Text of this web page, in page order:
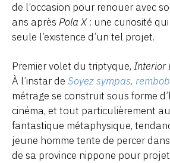
de l’occasion pour renouer avec
ans après Pola X: une curiosité
seule l’existence d’un tel projet.
Premier volet du triptyque, Interior
À l’instar de Soyez sympas,
métrage se construit sous forme
cinéma, et tout particulièrement
fantastique métaphysique,
jeune homme tente de percer
de sa province nippone pour